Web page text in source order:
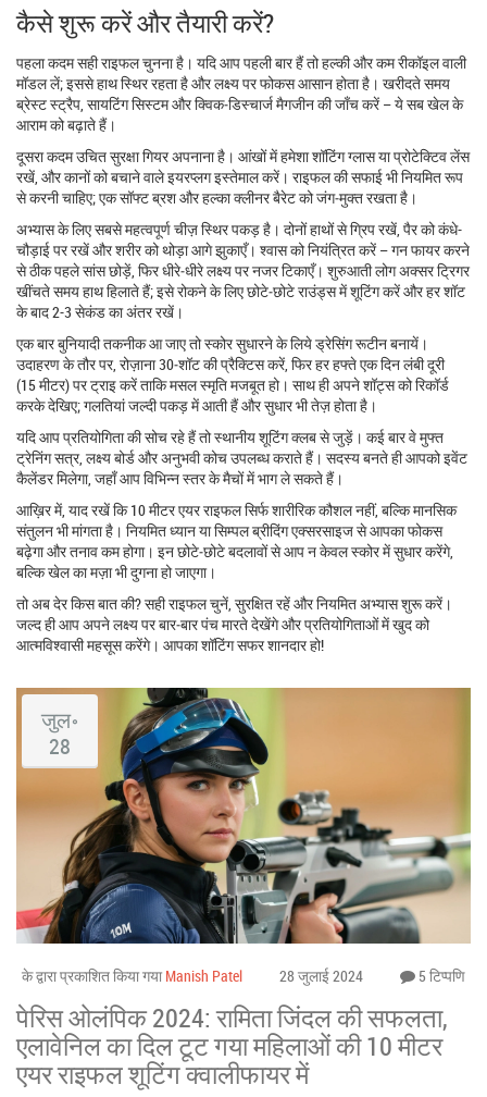
कैसे शुरू करें और तैयारी करें?
पहला कदम सही राइफल चुनना है। यदि आप पहली बार हैं तो हल्की और कम रीकॉइल वाली
मॉडल लें; इससे हाथ स्थिर रहता है और लक्ष्य पर फोकस आसान होता है। खरीदते समय
ब्रेस्ट स्ट्रैप, सायटिंग सिस्टम और क्विक‑डिस्चार्ज मैगजीन की जाँच करें – ये सब खेल के
आराम को बढ़ाते हैं।
दूसरा कदम उचित सुरक्षा गियर अपनाना है। आंखों में हमेशा शॉटिंग ग्लास या प्रोटेक्टिव लेंस
रखें, और कानों को बचाने वाले इयरप्लग इस्तेमाल करें। राइफल की सफाई भी नियमित रूप
से करनी चाहिए; एक सॉफ्ट ब्रश और हल्का क्लीनर बैरेट को जंग‑मुक्त रखता है।
अभ्यास के लिए सबसे महत्वपूर्ण चीज़ स्थिर पकड़ है। दोनों हाथों से ग्रिप रखें, पैर को कंधे-
चौड़ाई पर रखें और शरीर को थोड़ा आगे झुकाएँ। श्वास को नियंत्रित करें – गन फायर करने
से ठीक पहले सांस छोड़ें, फिर धीरे‑धीरे लक्ष्य पर नजर टिकाएँ। शुरुआती लोग अक्सर ट्रिगर
खींचते समय हाथ हिलाते हैं; इसे रोकने के लिए छोटे‑छोटे राउंड्स में शूटिंग करें और हर शॉट
के बाद 2-3 सेकंड का अंतर रखें।
एक बार बुनियादी तकनीक आ जाए तो स्कोर सुधारने के लिये ड्रेसिंग रूटीन बनायें।
उदाहरण के तौर पर, रोज़ाना 30‑शॉट की प्रैक्टिस करें, फिर हर हफ्ते एक दिन लंबी दूरी
(15 मीटर) पर ट्राइ करें ताकि मसल स्मृति मजबूत हो। साथ ही अपने शॉट्स को रिकॉर्ड
करके देखिए; गलतियां जल्दी पकड़ में आती हैं और सुधार भी तेज़ होता है।
यदि आप प्रतियोगिता की सोच रहे हैं तो स्थानीय शूटिंग क्लब से जुड़ें। कई बार वे मुफ्त
ट्रेनिंग सत्र, लक्ष्य बोर्ड और अनुभवी कोच उपलब्ध कराते हैं। सदस्य बनते ही आपको इवेंट
कैलेंडर मिलेगा, जहाँ आप विभिन्न स्तर के मैचों में भाग ले सकते हैं।
आख़िर में, याद रखें कि 10 मीटर एयर राइफल सिर्फ शारीरिक कौशल नहीं, बल्कि मानसिक
संतुलन भी मांगता है। नियमित ध्यान या सिम्पल ब्रीदिंग एक्सरसाइज से आपका फोकस
बढ़ेगा और तनाव कम होगा। इन छोटे‑छोटे बदलावों से आप न केवल स्कोर में सुधार करेंगे,
बल्कि खेल का मज़ा भी दुगना हो जाएगा।
तो अब देर किस बात की? सही राइफल चुनें, सुरक्षित रहें और नियमित अभ्यास शुरू करें।
जल्द ही आप अपने लक्ष्य पर बार‑बार पंच मारते देखेंगे और प्रतियोगिताओं में खुद को
आत्मविश्वासी महसूस करेंगे। आपका शॉटिंग सफर शानदार हो!
जुल॰
28
के द्वारा प्रकाशित किया गया Manish Patel 28 जुलाई 2024 5 टिप्पणि
पेरिस ओलंपिक 2024: रामिता जिंदल की सफलता,
एलावेनिल का दिल टूट गया महिलाओं की 10 मीटर
एयर राइफल शूटिंग क्वालीफायर में